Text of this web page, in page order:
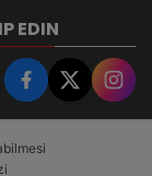
EDIN